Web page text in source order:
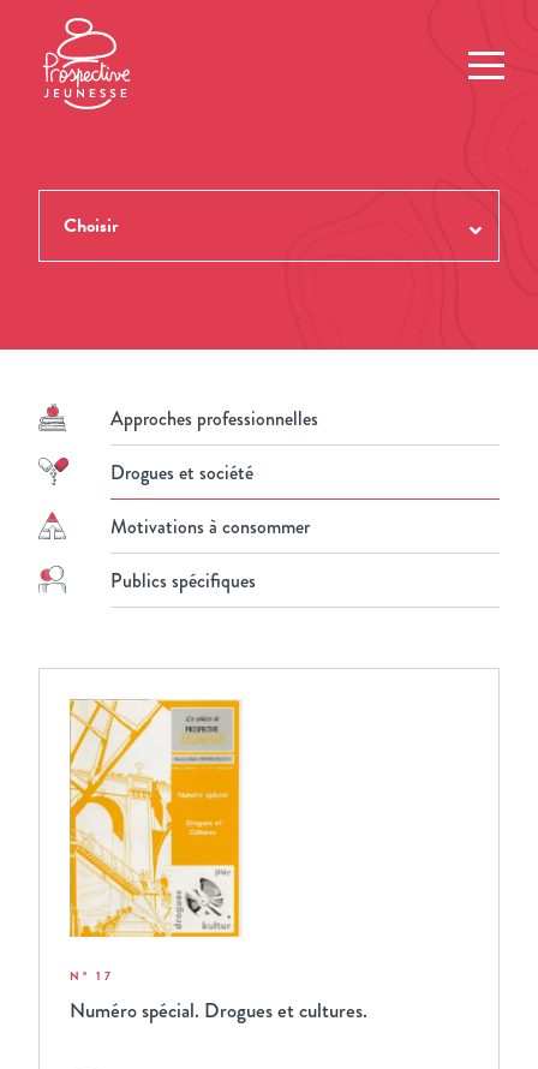
Choisir
THÈMES
AUTEUR.ES
Approches professionnelles
Drogues et société
Motivations à consommer
Publics spécifiques
N° 17
Numéro spécial. Drogues et cultures.